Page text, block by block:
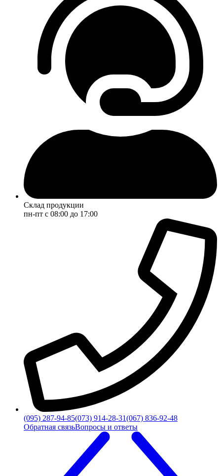
Склад продукции
пн-пт с 08:00 до 17:00
(095) 287-94-85(073) 914-28-31(067) 836-92-48
Обратная связьВопросы и ответы